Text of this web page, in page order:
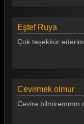
Eştef Ruya
Çok teşekkür ederim
Cevirmek olmur
Cevire bilmirəmmm